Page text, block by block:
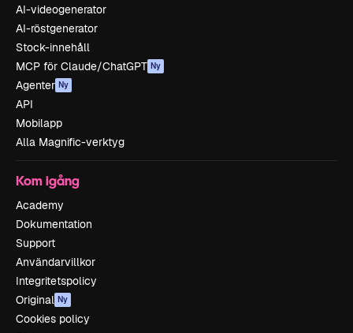
AI-videogenerator
AI-röstgenerator
Stock-innehåll
MCP för Claude/ChatGPT Ny
Agenter Ny
API
Mobilapp
Alla Magnific-verktyg
Kom igång
Academy
Dokumentation
Support
Användarvillkor
Integritetspolicy
Original Ny
Cookies policy